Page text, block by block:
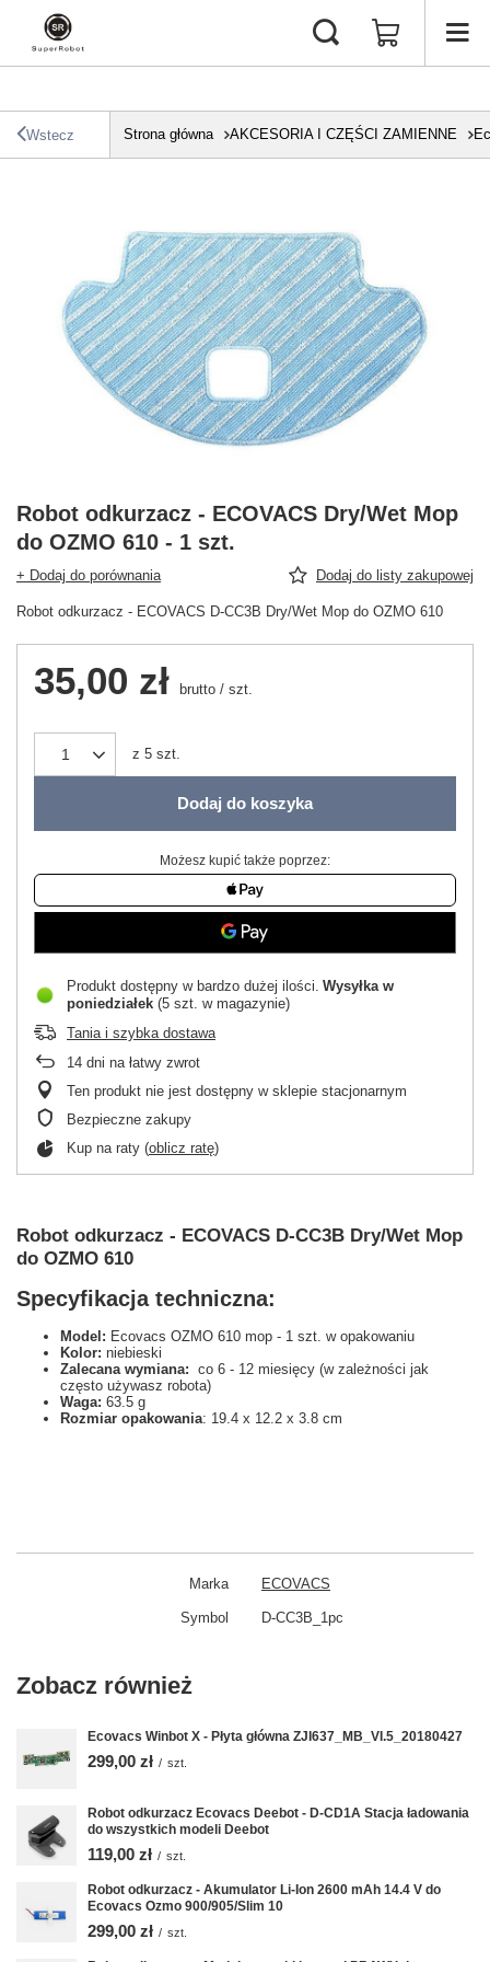
Wstecz Strona główna AKCESORIA I CZĘŚCI ZAMIENNE
Robot odkurzacz - ECOVACS Dry/Wet Mop
do OZMO 610 - 1 szt.
+ Dodaj do porównania Dodaj do listy zakupowej
Robot odkurzacz - ECOVACS D-CC3B Dry/Wet Mop do OZMO 610
35,00 zł brutto / szt.
z 5 szt.
Dodaj do koszyka
Możesz kupić także poprzez:
Produkt dostępny w bardzo dużej ilości Wysyłka w
poniedziałek (5 szt. w magazynie)
Tania i szybka dostawa
14 dni na łatwy zwrot
Ten produkt nie jest dostępny w sklepie stacjonarnym
Bezpieczne zakupy
Kup na raty (oblicz ratę)
Robot odkurzacz - ECOVACS D-CC3B Dry/Wet Mop
do OZMO 610
Specyfikacja techniczna:
Model: Ecovacs OZMO 610 mop - 1 szt. w opakowaniu
Kolor: niebieski
Zalecana wymiana: co 6 - 12 miesięcy (w zależności jak
często używasz robota)
Waga: 63.5 g
Rozmiar opakowania: 19.4 x 12.2 x 3.8 cm
Marka ECOVACS
Symbol D-CC3B_1pc
Zobacz również
Ecovacs Winbot X - Płyta główna ZJI637_MB_VI.5_20180427
299,00 zł / szt.
Robot odkurzacz Ecovacs Deebot - D-CD1A Stacja ładowania
do wszystkich modeli Deebot
119,00 zł / szt.
Robot odkurzacz - Akumulator Li-Ion 2600 mAh 14.4 V do
Ecovacs Ozmo 900/905/Slim 10
299,00 zł / szt.